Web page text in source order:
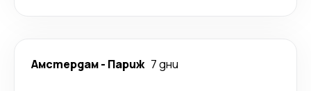
Амстердам- Париж 7 дни